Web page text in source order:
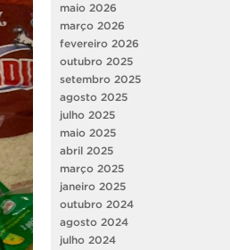
maio 2026
março 2026
fevereiro 2026
outubro 2025
setembro 2025
agosto 2025
julho 2025
maio 2025
abril 2025
março 2025
janeiro 2025
outubro 2024
agosto 2024
julho 2024